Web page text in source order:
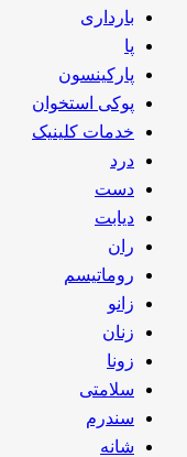
بارداری
پا
پارکینسون
پوکی استخوان
خدمات کلینیک
درد
دست
دیابت
ران
روماتیسم
زانو
زنان
زونا
سلامتی
سندرم
شانه